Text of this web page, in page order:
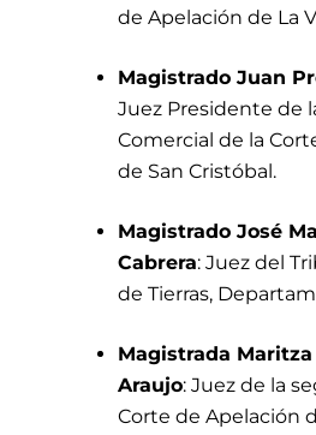
de Apelación de La
Magistrado Juan
Juez Presidente de
Comercial de la
de San Cristóbal.
Magistrado José
Cabrera: Juez del
de Tierras,
Magistrada Maritza
Araujo: Juez de la
Corte de Apelación